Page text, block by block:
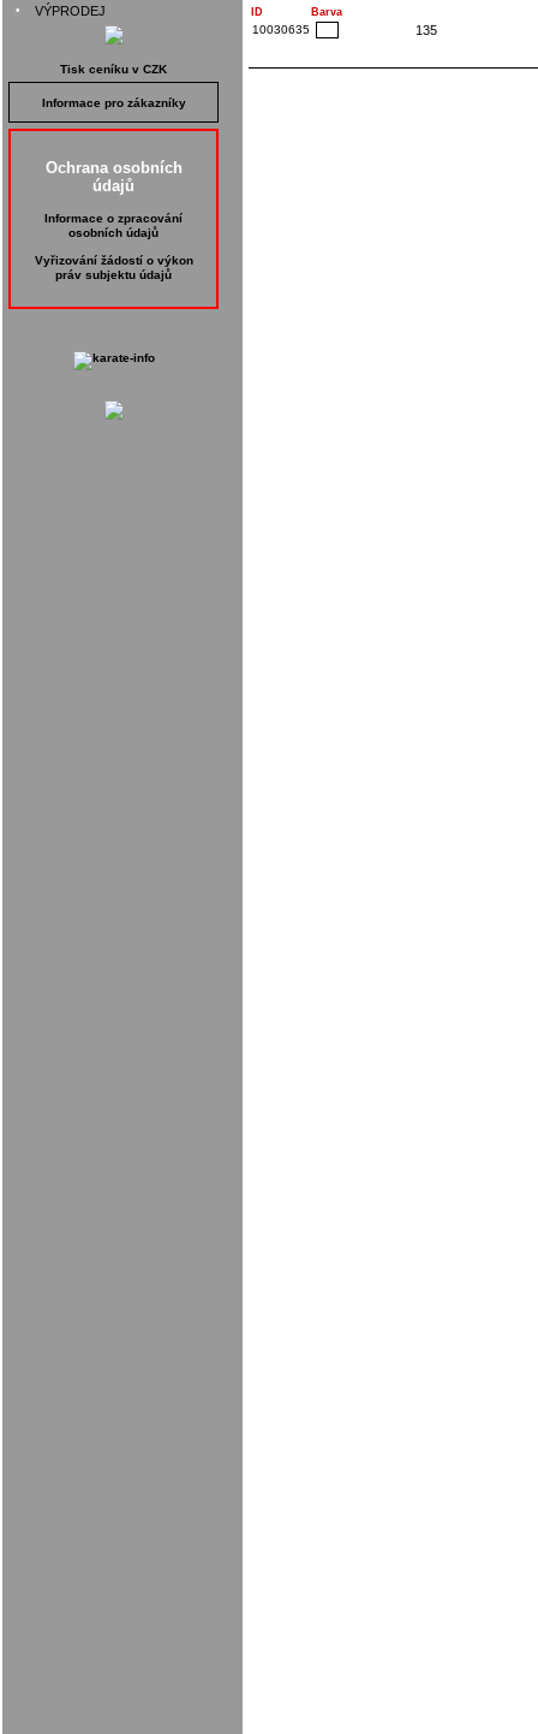
• VÝPRODEJ
Tisk ceníku v CZK
Informace pro zákazníky
Ochrana osobních
údajů
Informace o zpracování
osobních údajů
Vyřizování žádostí o výkon
práv subjektu údajů
ID Barva
10030635 135